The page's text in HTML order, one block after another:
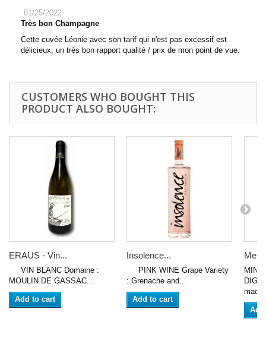
01/25/2022
Très bon Champagne
Cette cuvée Léonie avec son tarif qui n'est pas excessif est
délicieux, un très bon rapport qualité / prix de mon point de vue.
CUSTOMERS WHO BOUGHT THIS
PRODUCT ALSO BOUGHT:
ERAUS - Vin...
VIN BLANC Domaine :
MOULIN DE GASSAC...
Add to cart
Insolence...
PINK WINE Grape Variety
: Grenache and...
Add to cart
MINT